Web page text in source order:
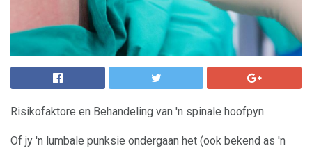
Risikofaktore en Behandeling van 'n spinale hoofpyn
Of jy 'n lumbale punksie ondergaan het (ook bekend as 'n